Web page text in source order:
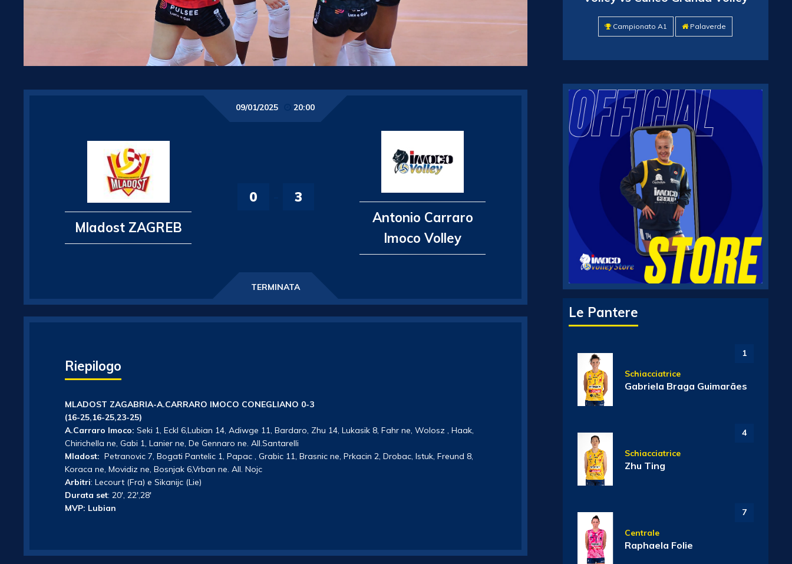
09/01/2025 20:00
Mladost ZAGREB
0
3
Antonio Carraro
Imoco Volley
TERMINATA
Riepilogo
MLADOST ZAGABRIA-A.CARRARO IMOCO CONEGLIANO 0-3
(16-25,16-25,23-25)
A.Carraro Imoco: Seki 1, Eckl 6,Lubian 14, Adiwge 11, Bardaro, Zhu 14, Lukasik 8, Fahr ne, Wolosz , Haak,
Chirichella ne, Gabi 1, Lanier ne, De Gennaro ne. All.Santarelli
Mladost: Petranovic 7, Bogati Pantelic 1, Papac , Grabic 11, Brasnic ne, Prkacin 2, Drobac, Istuk, Freund 8,
Koraca ne, Movidiz ne, Bosnjak 6,Vrban ne. All. Nojc
Arbitri: Lecourt (Fra) e Sikanijc (Lie)
Durata set: 20′, 22′,28′
MVP: Lubian
Campionato A1 Palaverde
Le Pantere
1
Schiacciatrice
Gabriela Braga Guimarães
4
Schiacciatrice
Zhu Ting
7
Centrale
Raphaela Folie